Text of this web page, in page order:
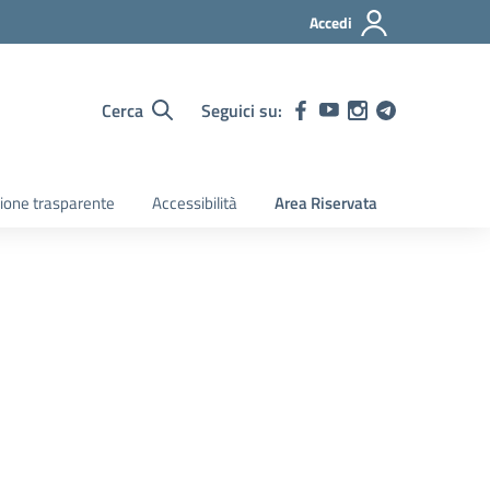
Accedi
Cerca Seguici su:
trasparente Accessibilità Area Riservata